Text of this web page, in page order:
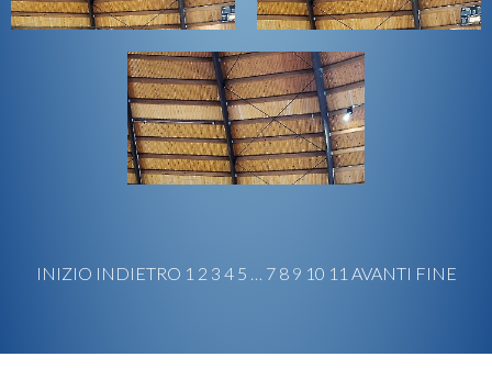
INIZIO INDIETRO 1 2 3 4 5 … 7 8 9 10 11 AVANTI FINE